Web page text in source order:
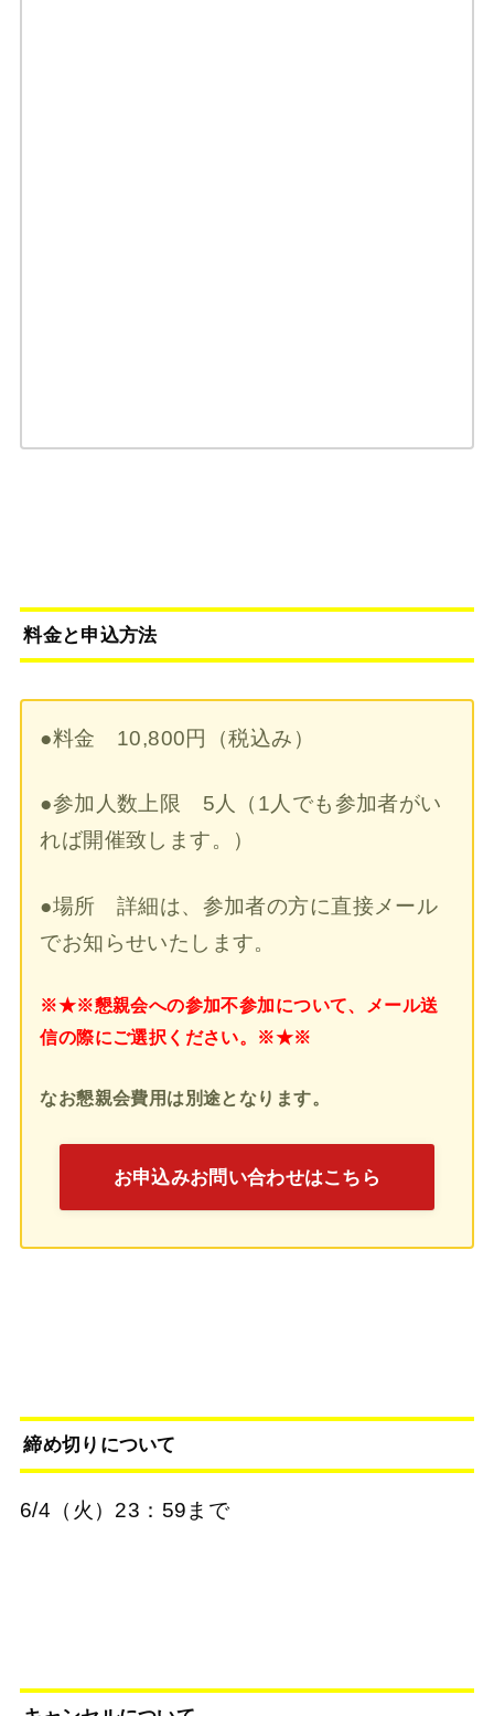
料金と申込方法
●料金 10,800円（税込み）
●参加人数上限 5人（1人でも参加者がい
れば開催致します。）
●場所 詳細は、参加者の方に直接メール
でお知らせいたします。
※★※懇親会への参加不参加について、メール送
信の際にご選択ください。※★※
なお懇親会費用は別途となります。
お申込みお問い合わせはこちら
締め切りについて
6/4（火）23：59まで